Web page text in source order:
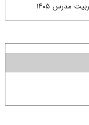
مدرس ۱۴۰۵